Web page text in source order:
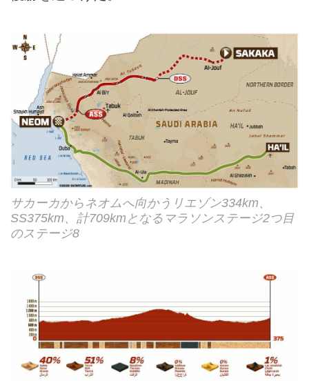
サカーカからネオムへ向かうリエゾン334km、
SS375km、計709kmとなるマラソンステージ2つ目
のステージ8